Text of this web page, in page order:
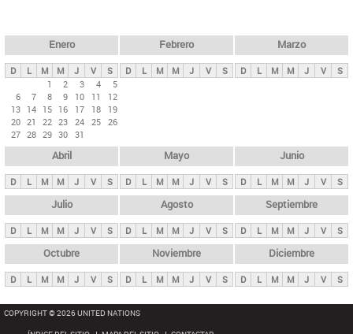
ds
p
n
i
p
a
l
s
Enero
D L M M J V
S
1
2 3 4
5
6
7 8 9 10 11
12
13 14 15 16 17 18
19
20 21 22 23 24 25 26
27 28 29 30 31
Febrero
D L M M J V S
Marzo
D L M M J V S
Abril
D L M M J V S
Mayo
D L M M J V S
Junio
D L M M J V S
Julio
D L M M J V S
Agosto
D L M M J V S
Septiembre
D L M M J V S
Octubre
D L M M J V S
Noviembre
D L M M J V S
Diciembre
D L M M J V S
COPYRIGHT © 2026 UNITED NATIONS